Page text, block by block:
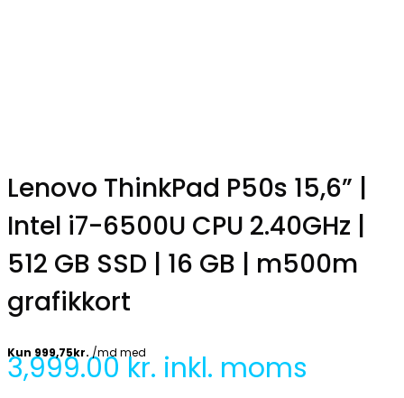
Lenovo ThinkPad P50s 15,6” |
Intel i7-6500U CPU 2.40GHz |
512 GB SSD | 16 GB | m500m
grafikkort
3,999.00kr. inkl. moms